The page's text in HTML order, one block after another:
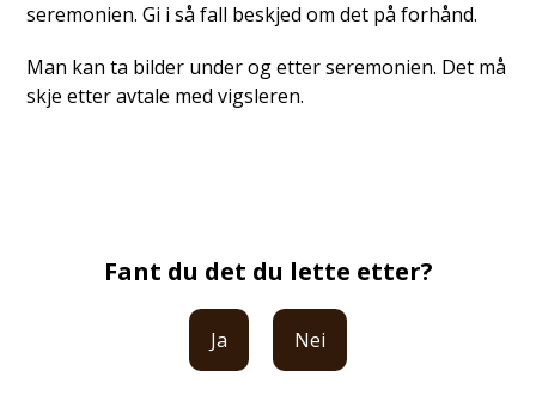
seremonien. Gi i så fall beskjed om det på forhånd.
Man kan ta bilder under og etter seremonien. Det må
skje etter avtale med vigsleren.
Fant du det du lette etter?
Ja Nei